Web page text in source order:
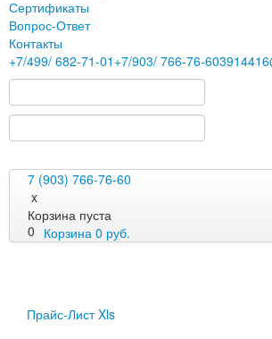
Сертификаты
Вопрос-Ответ
Контакты
+7/499/ 682-71-01 +7/903/ 766-76-60
7 (903) 766-76-60
x
Корзина пуста
0 Корзина 0 руб.
Перезарядка ОП
Прайс-Лист Xls